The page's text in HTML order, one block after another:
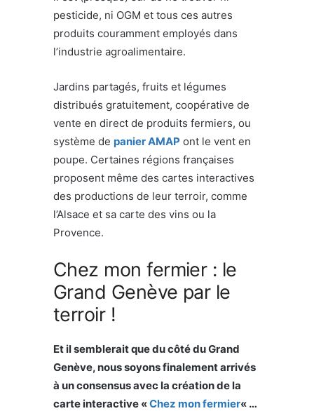
pesticide, ni OGM et tous ces autres
produits couramment employés dans
l’industrie agroalimentaire.
Jardins partagés, fruits et légumes
distribués gratuitement, coopérative de
vente en direct de produits fermiers, ou
système de panier AMAP ont le vent en
poupe. Certaines régions françaises
proposent même des cartes interactives
des productions de leur terroir, comme
l’Alsace et sa carte des vins ou la
Provence.
Chez mon fermier : le
Grand Genève par le
terroir !
Et il semblerait que du côté du Grand
Genève, nous soyons finalement arrivés
à un consensus avec la création de la
carte interactive «Chez mon fermier« …